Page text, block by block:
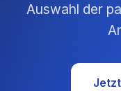
Auswahl der